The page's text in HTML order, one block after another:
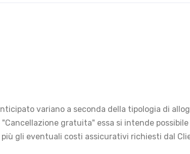
variano a seconda della tipologia di
gratuita" essa si intende
gli eventuali costi assicurativi richiesti dal